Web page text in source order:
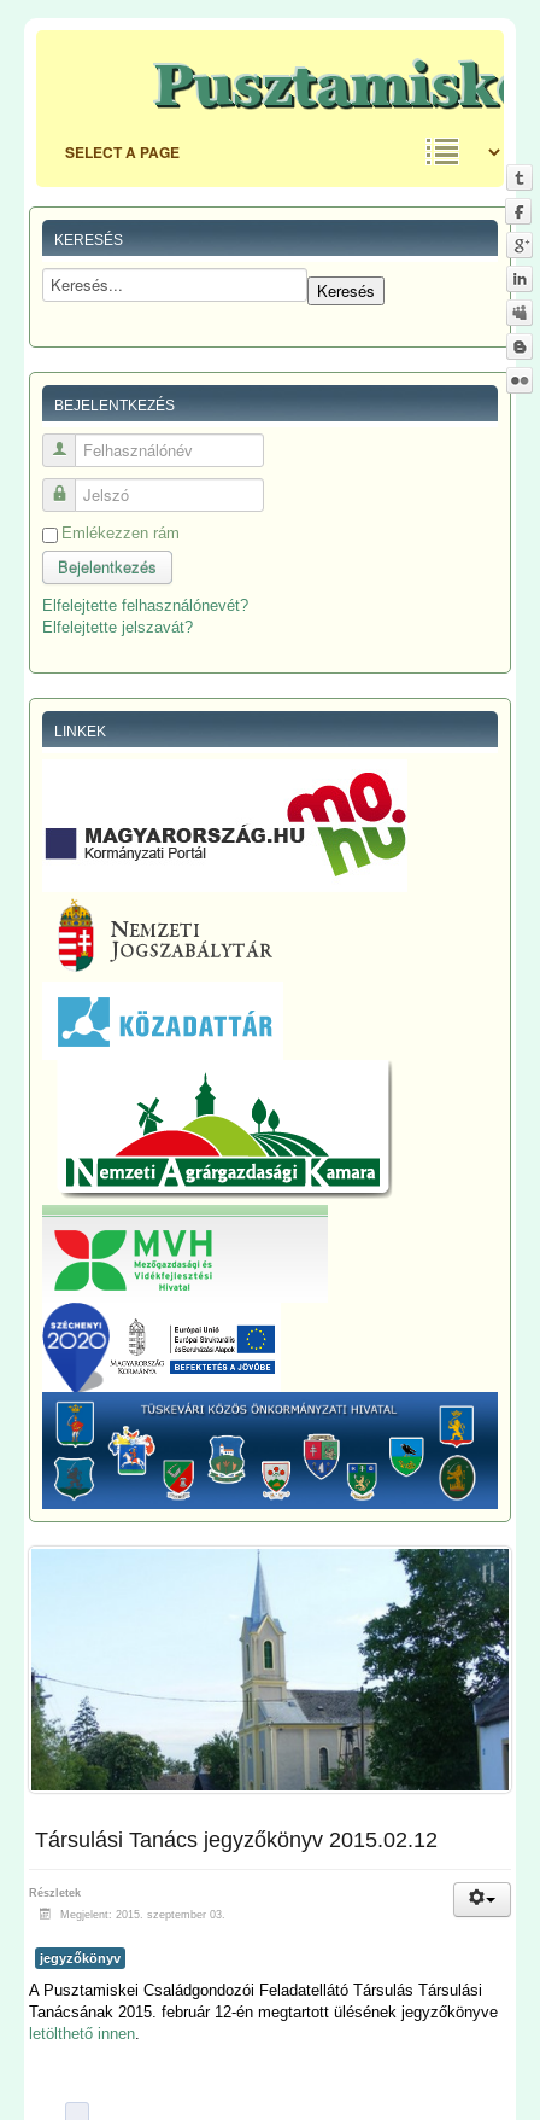
KERESÉS
BEJELENTKEZÉS
Felhasználónév
Jelszó
Emlékezzen rám
Bejelentkezés
Elfelejtette felhasználónevét?
Elfelejtette jelszavát?
LINKEK
Társulási Tanács jegyzőkönyv 2015.02.12
Részletek
Megjelent: 2015. szeptember 03.
jegyzőkönyv
A Pusztamiskei Családgondozói Feladatellátó Társulás Társulási
Tanácsának 2015. február 12-én megtartott ülésének jegyzőkönyve
letölthető innen.